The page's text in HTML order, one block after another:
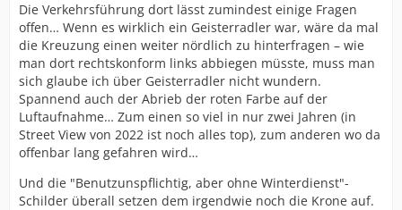
Die Verkehrsführung dort lässt zumindest einige Fragen
offen… Wenn es wirklich ein Geisterradler war, wäre da mal
die Kreuzung einen weiter nördlich zu hinterfragen – wie
man dort rechtskonform links abbiegen müsste, muss man
sich glaube ich über Geisterradler nicht wundern.
Spannend auch der Abrieb der roten Farbe auf der
Luftaufnahme… Zum einen so viel in nur zwei Jahren (in
Street View von 2022 ist noch alles top), zum anderen wo da
offenbar lang gefahren wird…
Und die "Benutzunspflichtig, aber ohne Winterdienst"-
Schilder überall setzen dem irgendwie noch die Krone auf.